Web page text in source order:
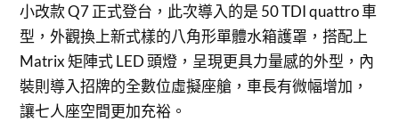
小改款 Q7 正式登台，此次導入的是 50 TDI quattro 車
型，外觀換上新式樣的八角形單體水箱護罩，搭配上
Matrix 矩陣式 LED 頭燈，呈現更具力量感的外型，內
裝則導入招牌的全數位虛擬座艙，車長有微幅增加，
讓七人座空間更加充裕。